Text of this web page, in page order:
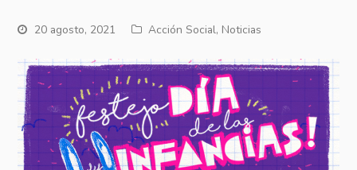
20 agosto, 2021 Acción Social, Noticias